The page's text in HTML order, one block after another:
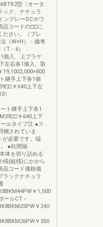
型〔オータ
ック、ナチュラ
ングレーSCホワ
品コードの□□に
ださい。（プレ
（W×H）・備考
T－6）
個入、上ブラケ
左右各1個入、取
19,1002,000×800
継手上下各1個
￥640上下左
）
ト継手上下各1
￥640上下
ルタイプ注 ●ス
梱されていま
が必要です。端
●柱間隔
体を切り詰める
桟(縦桟)にかから
品コード価格備
ラックナチュラ
￥1,500
ールCT－
￥240
￥350